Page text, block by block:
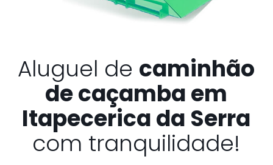
Aluguel de caminhão
de caçamba em
Itapecerica da Serra
com tranquilidade!